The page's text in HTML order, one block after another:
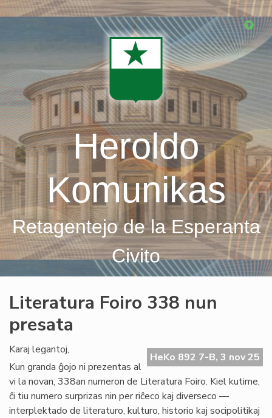
Skip
Heroldo
Komunikas
Retagentejo de la Esperanta
Civito
Literatura Foiro 338 nun
presata
HeKo 892 7-B, 3 nov 25
Karaj legantoj,
Kun granda ĝojo ni prezentas al
vi la novan, 338an numeron de Literatura Foiro. Kiel kutime,
ĉi tiu numero surprizas nin per riĉeco kaj diverseco —
interplektado de literaturo, kulturo, historio kaj socipolitikaj